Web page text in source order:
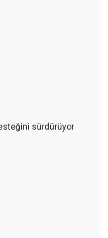
sürdürüyor